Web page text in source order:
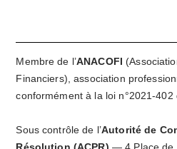
Membre de l’ANACOFI
Financiers), association
conformément à la loi n°2021-402
Sous contrôle de l’Autorité de